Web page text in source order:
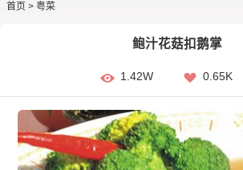
首页 > 粤菜
鲍汁花菇扣鹅掌
1.42W 0.65K